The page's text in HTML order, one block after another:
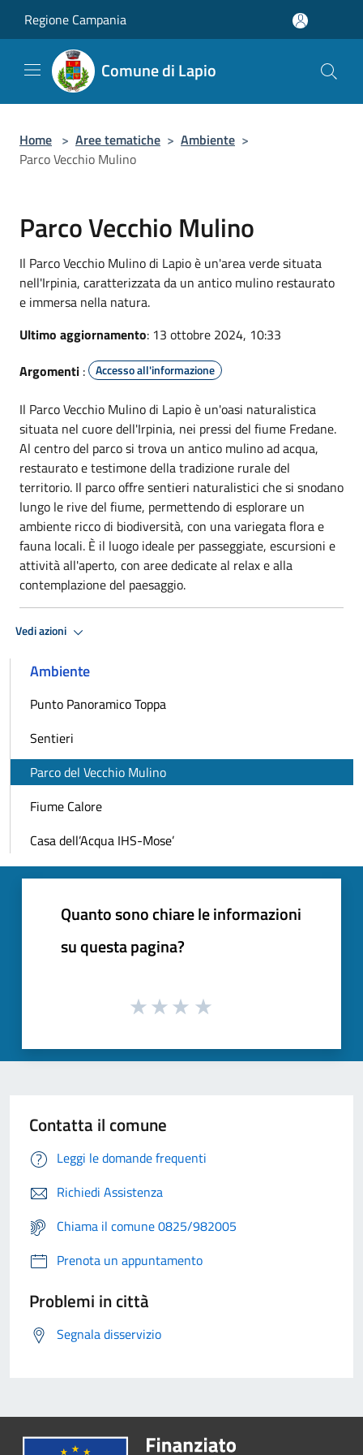
Regione Campania
Comune di Lapio
Home > Aree tematiche > Ambiente >
Parco Vecchio Mulino
Parco Vecchio Mulino
Il Parco Vecchio Mulino di Lapio è un'area verde situata
nell'Irpinia, caratterizzata da un antico mulino restaurato
e immersa nella natura.
Ultimo aggiornamento: 13 ottobre 2024, 10:33
Argomenti : Accesso all'informazione
Il Parco Vecchio Mulino di Lapio è un'oasi naturalistica
situata nel cuore dell'Irpinia, nei pressi del fiume Fredane.
Al centro del parco si trova un antico mulino ad acqua,
restaurato e testimone della tradizione rurale del
territorio. Il parco offre sentieri naturalistici che si snodano
lungo le rive del fiume, permettendo di esplorare un
ambiente ricco di biodiversità, con una variegata flora e
fauna locali. È il luogo ideale per passeggiate, escursioni e
attività all'aperto, con aree dedicate al relax e alla
contemplazione del paesaggio.
Vedi azioni
Ambiente
Punto Panoramico Toppa
Sentieri
Parco del Vecchio Mulino
Fiume Calore
Casa dell’Acqua IHS-Mose’
Quanto sono chiare le informazioni
su questa pagina?
Contatta il comune
Leggi le domande frequenti
Richiedi Assistenza
Chiama il comune 0825/982005
Prenota un appuntamento
Problemi in città
Segnala disservizio